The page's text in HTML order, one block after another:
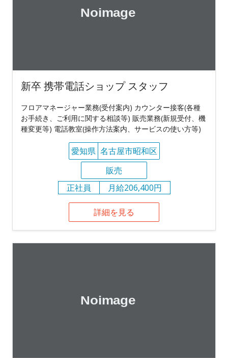
新卒 携帯電話ショップ スタッフ
フロアマネージャー業務(受付案内) カウンター接客(各種
お手続き、ご利用に関する相談等) 販売業務(新規受付、機
種変更等) 電話教室(操作方法案内、サービスの使い方等)
愛知県 名古屋市昭和区
販売
正社員
月給206,400円
詳細を見る